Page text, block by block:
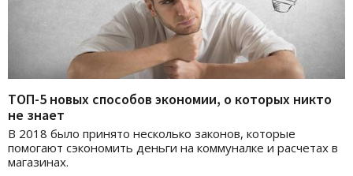
ТОП-5 новых способов экономии, о которых никто
не знает
В 2018 было принято несколько законов, которые
помогают сэкономить деньги на коммуналке и расчетах в
магазинах.